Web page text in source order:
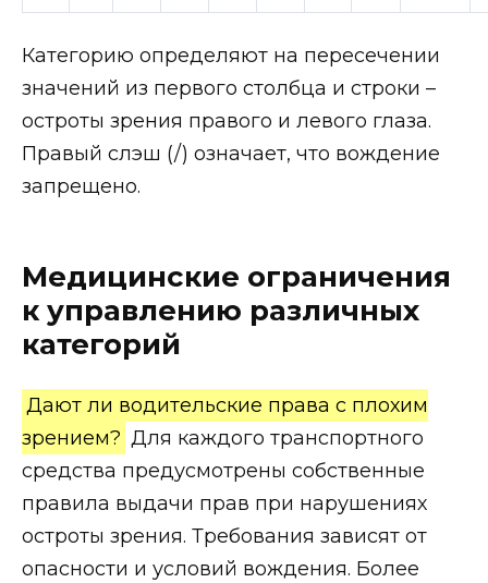
Категорию определяют на пересечении
значений из первого столбца и строки –
остроты зрения правого и левого глаза.
Правый слэш (/) означает, что вождение
запрещено.
Медицинские ограничения
к управлению различных
категорий
Дают ли водительские права с плохим
зрением? Для каждого транспортного
средства предусмотрены собственные
правила выдачи прав при нарушениях
остроты зрения. Требования зависят от
опасности и условий вождения. Более